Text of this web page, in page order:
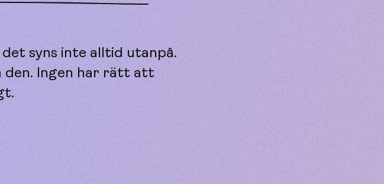
syns inte alltid utanpå.
den. Ingen har rätt att